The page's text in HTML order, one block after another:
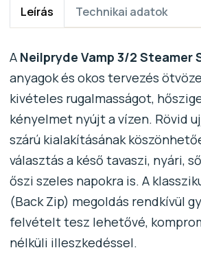
Leírás Technikai adatok
A Neilpryde Vamp 3/2 Steamer
anyagok és okos tervezés
kivételes rugalmasságot,
kényelmet nyújt a vízen. Rövid
szárú kialakításának
választás a késő tavaszi, nyári,
őszi szeles napokra is. A
(Back Zip) megoldás rendkívül
felvételt tesz lehetővé,
nélküli illeszkedéssel.